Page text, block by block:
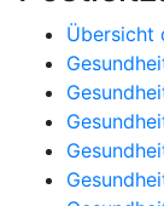
Übersicht